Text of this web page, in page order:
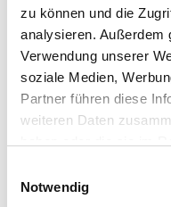
zu können und die
analysieren. Außerdem
Verwendung unserer
soziale Medien,
Partner führen diese
weiteren Daten
Notwendig
Data Scientisten
und tragen mit
erfolgreichen
Unternehmen bei.
unternehmerischen